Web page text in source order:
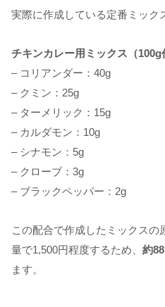
実際に作成している定番ミック
チキンカレー用ミックス（100g
– コリアンダー：40g
– クミン：25g
– ターメリック：15g
– カルダモン：10g
– シナモン：5g
– クローブ：3g
– ブラックペッパー：2g
この配合で作成したミックスの
量で1,500円程度するため、 約
ます。